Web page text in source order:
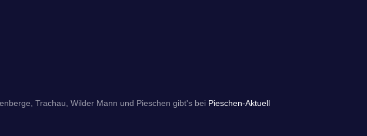
Trachau, Wilder Mann und Pieschen gibt's bei Pieschen-Aktuell